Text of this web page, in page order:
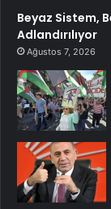
Beyaz Sistem,
Adlandırılıyor
Ağustos 7, 2026